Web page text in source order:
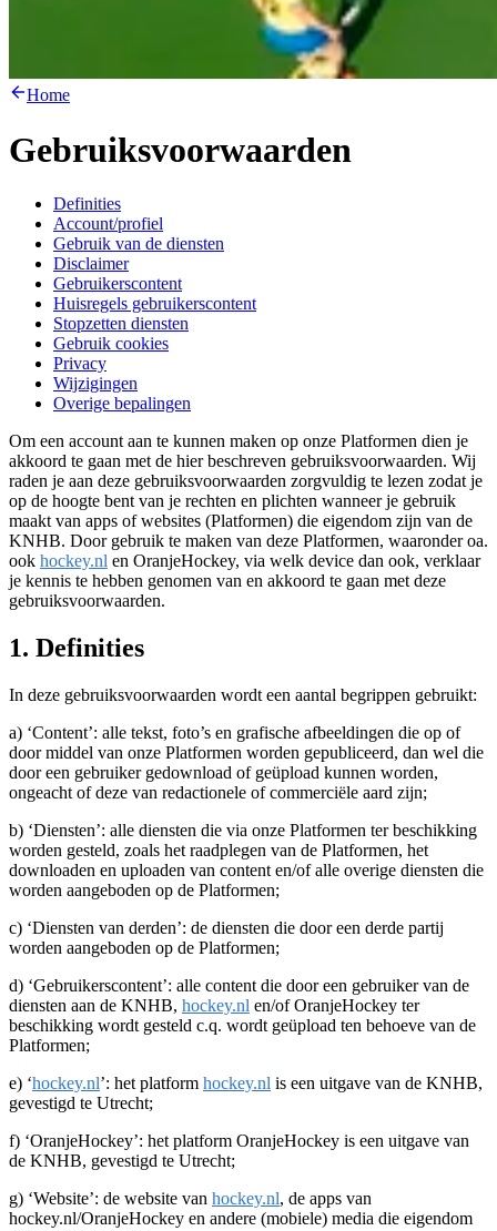
Home
Gebruiksvoorwaarden
Definities
Account/profiel
Gebruik van de diensten
Disclaimer
Gebruikerscontent
Huisregels gebruikerscontent
Stopzetten diensten
Gebruik cookies
Privacy
Wijzigingen
Overige bepalingen
Om een account aan te kunnen maken op onze Platformen dien je
akkoord te gaan met de hier beschreven gebruiksvoorwaarden. Wij
raden je aan deze gebruiksvoorwaarden zorgvuldig te lezen zodat je
op de hoogte bent van je rechten en plichten wanneer je gebruik
maakt van apps of websites (Platformen) die eigendom zijn van de
KNHB. Door gebruik te maken van deze Platformen, waaronder oa.
ook hockey.nl en OranjeHockey, via welk device dan ook, verklaar
je kennis te hebben genomen van en akkoord te gaan met deze
gebruiksvoorwaarden.
1. Definities
In deze gebruiksvoorwaarden wordt een aantal begrippen gebruikt:
a) ‘Content’: alle tekst, foto’s en grafische afbeeldingen die op of
door middel van onze Platformen worden gepubliceerd, dan wel die
door een gebruiker gedownload of geüpload kunnen worden,
ongeacht of deze van redactionele of commerciële aard zijn;
b) ‘Diensten’: alle diensten die via onze Platformen ter beschikking
worden gesteld, zoals het raadplegen van de Platformen, het
downloaden en uploaden van content en/of alle overige diensten die
worden aangeboden op de Platformen;
c) ‘Diensten van derden’: de diensten die door een derde partij
worden aangeboden op de Platformen;
d) ‘Gebruikerscontent’: alle content die door een gebruiker van de
diensten aan de KNHB, hockey.nl en/of OranjeHockey ter
beschikking wordt gesteld c.q. wordt geüpload ten behoeve van de
Platformen;
e) ‘hockey.nl’: het platform hockey.nl is een uitgave van de KNHB,
gevestigd te Utrecht;
f) ‘OranjeHockey’: het platform OranjeHockey is een uitgave van
de KNHB, gevestigd te Utrecht;
g) ‘Website’: de website van hockey.nl, de apps van
hockey.nl/OranjeHockey en andere (mobiele) media die eigendom